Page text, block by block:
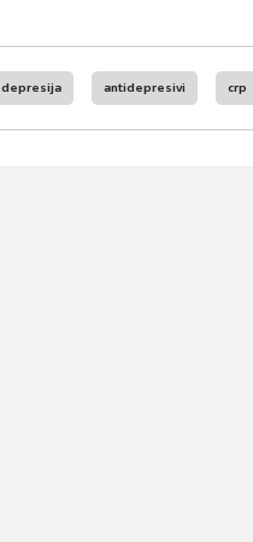
depresija antidepresivi crp